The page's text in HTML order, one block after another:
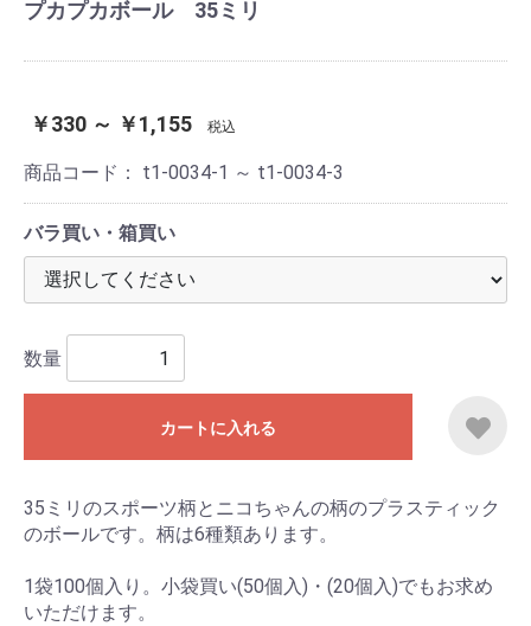
プカプカボール 35ミリ
￥330 ～ ￥1,155 税込
商品コード： t1-0034-1 ～ t1-0034-3
バラ買い・箱買い
数量
カートに入れる
35ミリのスポーツ柄とニコちゃんの柄のプラスティック
のボールです。柄は6種類あります。
1袋100個入り。小袋買い(50個入)・(20個入)でもお求め
いただけます。